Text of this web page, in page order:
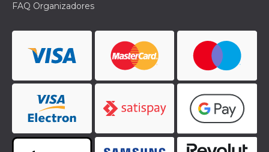
FAQ Organizadores